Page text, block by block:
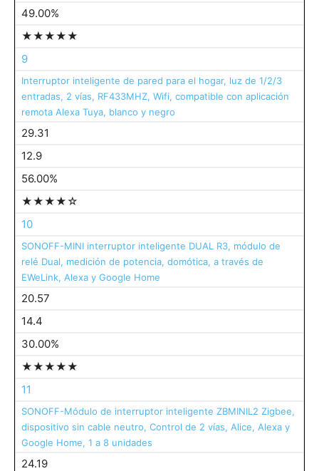
49.00%
★★★★★
9
Interruptor inteligente de pared para el hogar, luz de 1/2/3
entradas, 2 vías, RF433MHZ, Wifi, compatible con aplicación
remota Alexa Tuya, blanco y negro
29.31
12.9
56.00%
★★★★☆
10
SONOFF-MINI interruptor inteligente DUAL R3, módulo de
relé Dual, medición de potencia, domótica, a través de
EWeLink, Alexa y Google Home
20.57
14.4
30.00%
★★★★★
11
SONOFF-Módulo de interruptor inteligente ZBMINIL2 Zigbee,
dispositivo sin cable neutro, Control de 2 vías, Alice, Alexa y
Google Home, 1 a 8 unidades
24.19